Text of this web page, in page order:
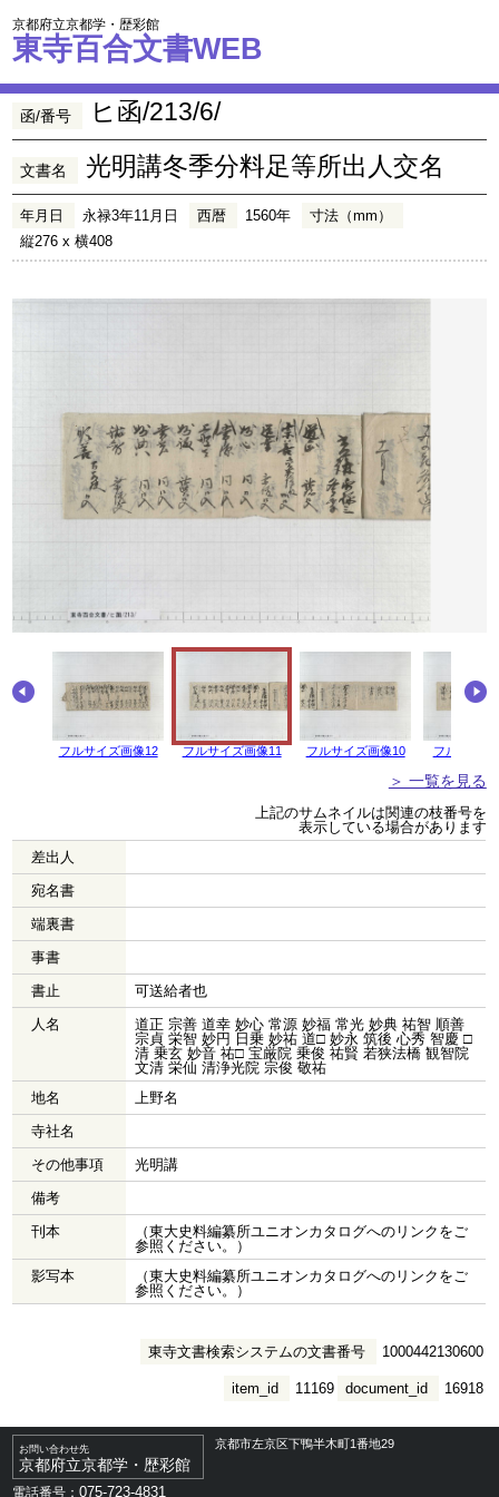
京都府立京都学・歴彩館
東寺百合文書WEB
函/番号 ヒ函/213/6/
文書名 光明講冬季分料足等所出人交名
年月日 永禄3年11月日 西暦 1560年
寸法（mm）
縦276 x 横408
フルサイズ画像12 フルサイズ画像11 フルサイズ画像10 フルサイズ
＞ 一覧を見る
上記のサムネイルは関連の枝番号を
表示している場合があります
差出人
宛名書
端裏書
事書
書止
可送給者也
人名
道正 宗善 道幸 妙心 常源 妙福 常光 妙典 祐智 順善
宗貞 栄智 妙円 日乗 妙祐 道□ 妙永 筑後 心秀 智慶 □
清 乗玄 妙音 祐□ 宝厳院 乗俊 祐賢 若狭法橋 観智院
文清 栄仙 清浄光院 宗俊 敬祐
地名
上野名
寺社名
その他事項
光明講
備考
刊本
（東大史料編纂所ユニオンカタログへのリンクをご
参照ください。）
影写本
（東大史料編纂所ユニオンカタログへのリンクをご
参照ください。）
東寺文書検索システムの文書番号 1000442130600
document_id 16918
item_id 11169
お問い合わせ先
京都府立京都学・歴彩館
京都市左京区下鴨半木町1番地29
電話番号：075-723-4831